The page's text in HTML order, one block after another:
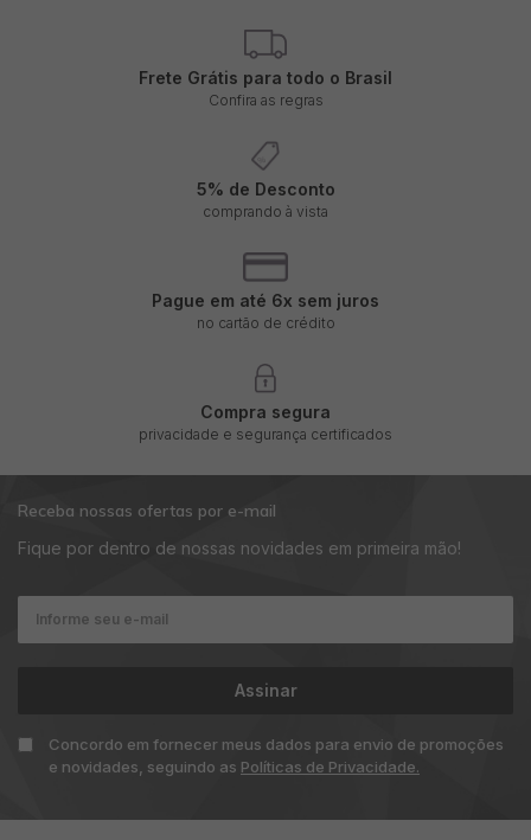
Frete Grátis para todo o Brasil
Confira as regras
5% de Desconto
comprando à vista
Pague em até 6x sem juros
no cartão de crédito
Compra segura
privacidade e segurança certificados
Receba nossas ofertas por e-mail
Fique por dentro de nossas novidades em primeira mão!
Assinar
Concordo em fornecer meus dados para envio de promoções
e novidades, seguindo as Políticas de Privacidade.